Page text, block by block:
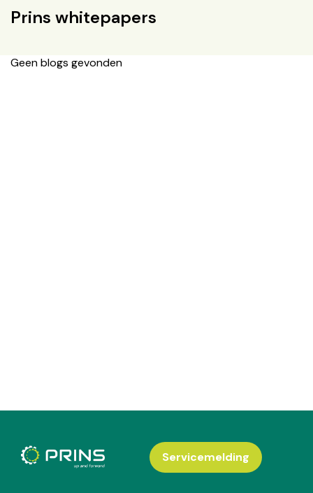
Prins whitepapers
Geen blogs gevonden
Servicemelding